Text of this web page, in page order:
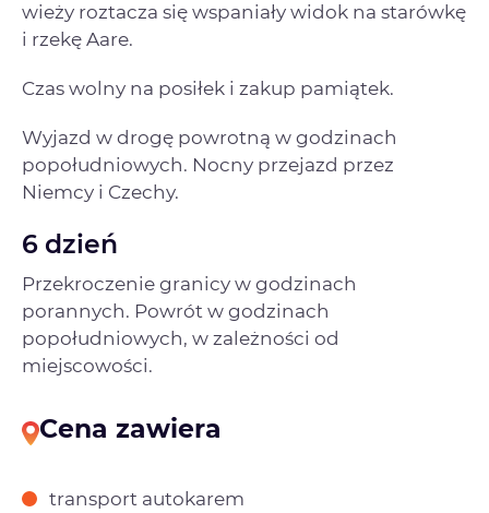
wieży roztacza się wspaniały widok na starówkę
i rzekę Aare.
Czas wolny na posiłek i zakup pamiątek.
Wyjazd w drogę powrotną w godzinach
popołudniowych. Nocny przejazd przez
Niemcy i Czechy.
6 dzień
Przekroczenie granicy w godzinach
porannych. Powrót w godzinach
popołudniowych, w zależności od
miejscowości.
Cena zawiera
transport autokarem